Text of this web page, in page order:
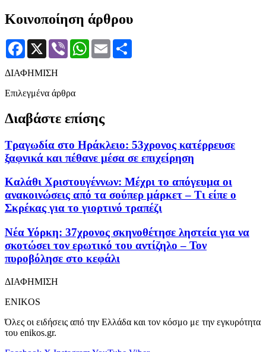
Κοινοποίηση άρθρου
Facebook
X Viber WhatsApp
Email
ΔΙΑΦΗΜΙΣΗ
Επιλεγμένα άρθρα
Διαβάστε επίσης
Τραγωδία στο Ηράκλειο: 53χρονος κατέρρευσε
ξαφνικά και πέθανε μέσα σε επιχείρηση
Καλάθι Χριστουγέννων: Μέχρι το απόγευμα οι
ανακοινώσεις από τα σούπερ μάρκετ – Τι είπε ο
Σκρέκας για το γιορτινό τραπέζι
Νέα Υόρκη: 37χρονος σκηνοθέτησε ληστεία για να
σκοτώσει τον ερωτικό του αντίζηλο – Τον
πυροβόλησε στο κεφάλι
ΔΙΑΦΗΜΙΣΗ
ENIKOS
Όλες οι ειδήσεις από την Ελλάδα και τον κόσμο με την εγκυρότητα
του enikos.gr.